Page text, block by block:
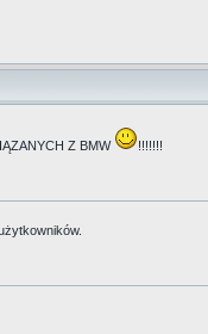
Z BMW
!!!!!!!